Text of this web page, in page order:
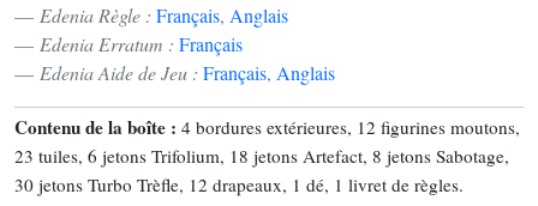
Edenia Règle : Français, Anglais
Edenia Erratum : Français
Edenia Aide de Jeu : Français, Anglais
Contenu de la boîte : 4 bordures extérieures, 12 figurines moutons,
23 tuiles, 6 jetons Trifolium, 18 jetons Artefact, 8 jetons Sabotage,
30 jetons Turbo Trèfle, 12 drapeaux, 1 dé, 1 livret de règles.